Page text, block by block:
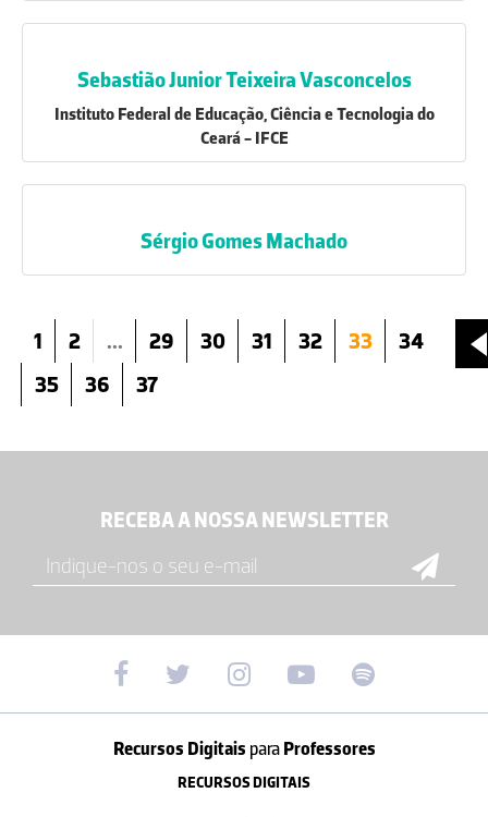
Sebastião Junior Teixeira Vasconcelos
Instituto Federal de Educação, Ciência e Tecnologia do
Ceará - IFCE
Sérgio Gomes Machado
1 2 ... 29 30 31 32 33
34
35
36 37
RECEBA A NOSSA NEWSLETTER
Recursos Digitais paraProfessores
RECURSOS DIGITAIS